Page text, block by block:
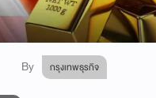
By กรุงเทพธุรกิจ